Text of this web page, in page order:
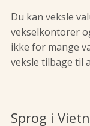
Du kan veksle
vekselkontorer
ikke for mange
veksle tilbage til
Sprog i